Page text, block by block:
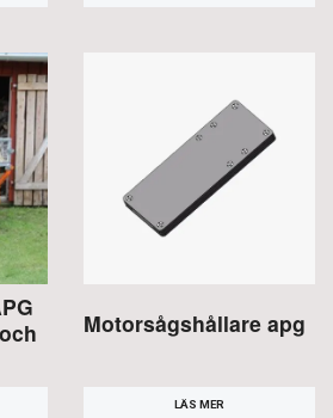
Motorsågshållare apg
LÄS MER